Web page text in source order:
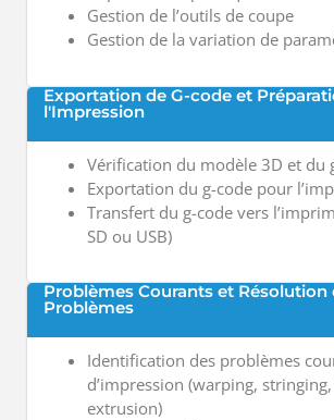
Gestion de l’outils de coupe
Gestion de la variation de
Exportation de G-code et
l'Impression
Vérification du modèle 3D et du
Exportation du g-code pour
Transfert du g-code vers
SD ou USB)
Problèmes Courants et Résolution
Problèmes
Identification des problèmes
d’impression (warping,
extrusion)